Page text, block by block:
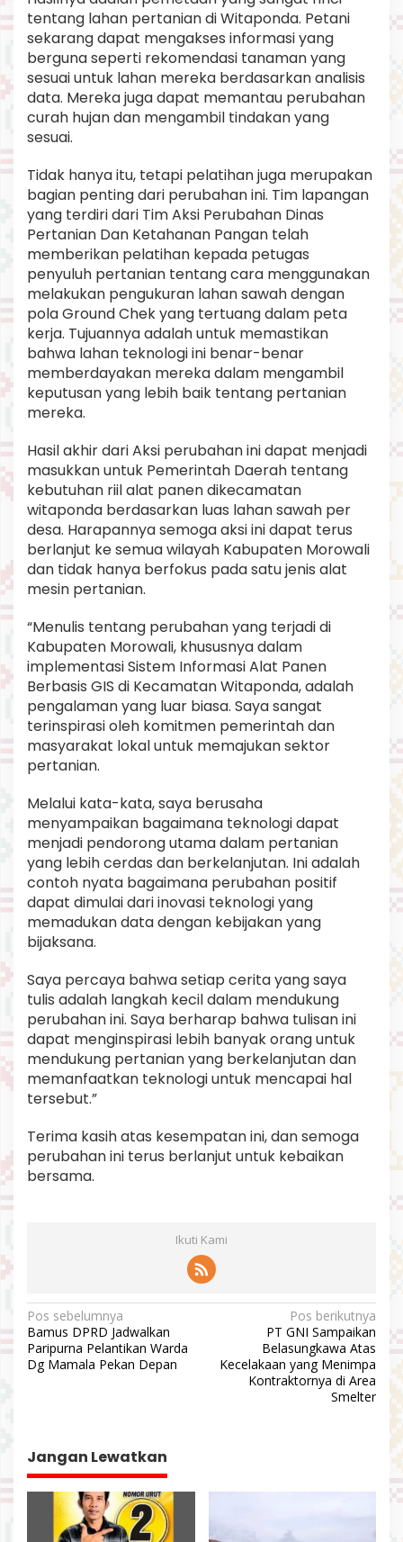
tentang lahan pertanian di Witaponda. Petani
sekarang dapat mengakses informasi yang
berguna seperti rekomendasi tanaman yang
sesuai untuk lahan mereka berdasarkan analisis
data. Mereka juga dapat memantau perubahan
curah hujan dan mengambil tindakan yang
sesuai.
Tidak hanya itu, tetapi pelatihan juga merupakan
bagian penting dari perubahan ini. Tim lapangan
yang terdiri dari Tim Aksi Perubahan Dinas
Pertanian Dan Ketahanan Pangan telah
memberikan pelatihan kepada petugas
penyuluh pertanian tentang cara menggunakan
melakukan pengukuran lahan sawah dengan
pola Ground Chek yang tertuang dalam peta
kerja. Tujuannya adalah untuk memastikan
bahwa lahan teknologi ini benar-benar
memberdayakan mereka dalam mengambil
keputusan yang lebih baik tentang pertanian
mereka.
Hasil akhir dari Aksi perubahan ini dapat menjadi
masukkan untuk Pemerintah Daerah tentang
kebutuhan riil alat panen dikecamatan
witaponda berdasarkan luas lahan sawah per
desa. Harapannya semoga aksi ini dapat terus
berlanjut ke semua wilayah Kabupaten Morowali
dan tidak hanya berfokus pada satu jenis alat
mesin pertanian.
“Menulis tentang perubahan yang terjadi di
Kabupaten Morowali, khususnya dalam
implementasi Sistem Informasi Alat Panen
Berbasis GIS di Kecamatan Witaponda, adalah
pengalaman yang luar biasa. Saya sangat
terinspirasi oleh komitmen pemerintah dan
masyarakat lokal untuk memajukan sektor
pertanian.
Melalui kata-kata, saya berusaha
menyampaikan bagaimana teknologi dapat
menjadi pendorong utama dalam pertanian
yang lebih cerdas dan berkelanjutan. Ini adalah
contoh nyata bagaimana perubahan positif
dapat dimulai dari inovasi teknologi yang
memadukan data dengan kebijakan yang
bijaksana.
Saya percaya bahwa setiap cerita yang saya
tulis adalah langkah kecil dalam mendukung
perubahan ini. Saya berharap bahwa tulisan ini
dapat menginspirasi lebih banyak orang untuk
mendukung pertanian yang berkelanjutan dan
memanfaatkan teknologi untuk mencapai hal
tersebut.”
Terima kasih atas kesempatan ini, dan semoga
perubahan ini terus berlanjut untuk kebaikan
bersama.
Ikuti Kami
N
a
v
a
s
i
Pos sebelumnya
Bamus DPRD Jadwalkan
Paripurna Pelantikan Warda
Dg Mamala Pekan Depan
Pos berikutnya
PT GNI Sampaikan
Belasungkawa Atas
Kecelakaan yang Menimpa
Kontraktornya di Area
Smelter
Jangan Lewatkan